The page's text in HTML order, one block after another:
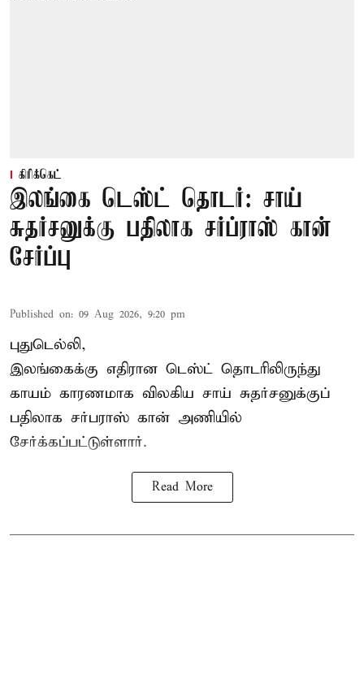
கிரிக்கெட்
இலங்கை டெஸ்ட் தொடர்: சாய்
சுதர்சனுக்கு பதிலாக சர்ப்ராஸ் கான்
சேர்ப்பு
Published on: 09 Aug 2026, 9:20 pm
புதுடெல்லி,
இலங்கைக்கு எதிரான டெஸ்ட் தொடரிலிருந்து
காயம் காரணமாக விலகிய சாய் சுதர்சனுக்குப்
பதிலாக சர்பராஸ் கான் அணியில்
சேர்க்கப்பட்டுள்ளார்.
Read More